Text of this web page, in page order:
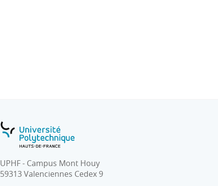
UPHF - Campus Mont Houy
59313 Valenciennes Cedex 9